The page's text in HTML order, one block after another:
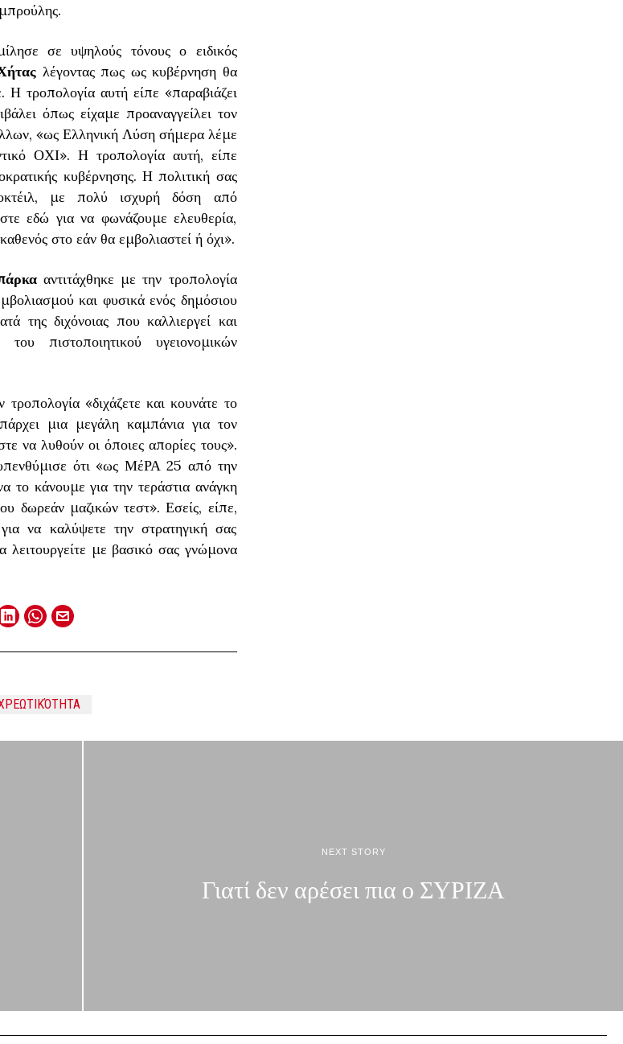
σε υψηλούς τόνους ο ειδικός
λέγοντας πως ως κυβέρνηση θα
τροπολογία αυτή είπε «παραβιάζει
όπως είχαμε προαναγγείλει τον
«ως Ελληνική Λύση σήμερα λέμε
ΟΧΙ». Η τροπολογία αυτή, είπε
κυβέρνησης. Η πολιτική σας
με πολύ ισχυρή δόση από
εδώ για να φωνάζουμε ελευθερία,
στο εάν θα εμβολιαστεί ή όχι».
αντιτάχθηκε με την τροπολογία
και φυσικά ενός δημόσιου
της διχόνοιας που καλλιεργεί και
πιστοποιητικού υγειονομικών
«διχάζετε και κουνάτε το
μια μεγάλη καμπάνια για τον
να λυθούν οι όποιες απορίες τους».
ότι «ως ΜέΡΑ 25 από την
το κάνουμε για την τεράστια ανάγκη
δωρεάν μαζικών τεστ». Εσείς, είπε,
να καλύψετε την στρατηγική σας
με βασικό σας γνώμονα
NEXT STORY
Γιατί δεν αρέσει πια ο ΣΥΡΙΖΑ